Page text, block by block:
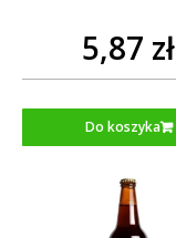
5,87 zł
Do koszyka